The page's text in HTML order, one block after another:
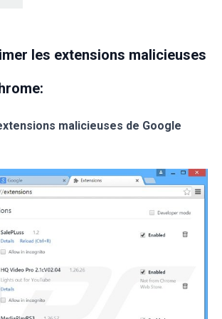
les extensions malicieuses
malicieuses de Google